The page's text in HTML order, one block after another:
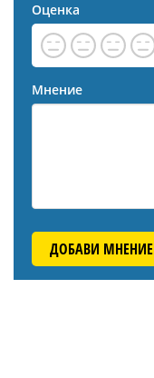
Оценка
Мнение
ДОБАВИ МНЕНИЕ